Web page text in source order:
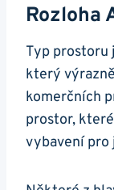
Rozloha
Typ prostoru
který
komerčních
prostor,
vybavení